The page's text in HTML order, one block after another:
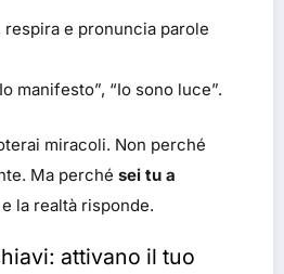
respira e pronuncia parole
manifesto”, “Io sono luce”.
miracoli. Non perché
Ma perché sei tu a
e la realtà risponde.
attivano il tuo